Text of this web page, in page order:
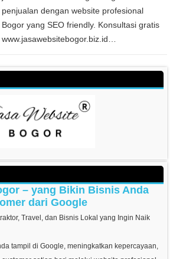
penjualan dengan website profesional
Bogor yang SEO friendly. Konsultasi gratis
www.jasawebsitebogor.biz.id…
– yang Bikin Bisnis Anda
dari Google
Travel, dan Bisnis Lokal yang Ingin Naik
tampil di Google, meningkatkan kepercayaan,